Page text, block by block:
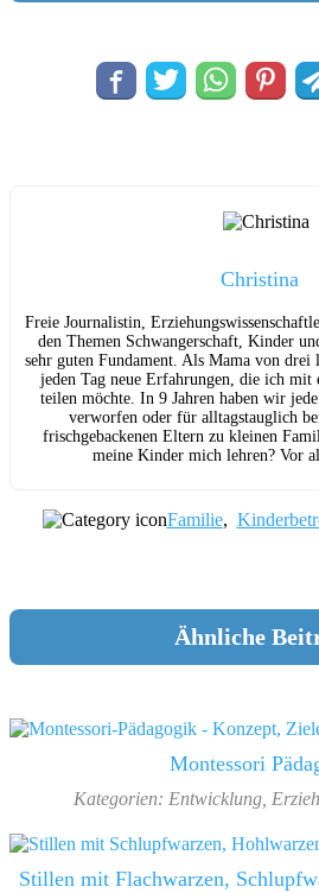
Christina
Freie Journalistin,
den Themen Schwangerschaft, Kinder
sehr guten Fundament. Als Mama von drei
jeden Tag neue Erfahrungen, die ich mit
teilen möchte. In 9 Jahren haben wir
verworfen oder für alltagstauglich
frischgebackenen Eltern zu kleinen
meine Kinder mich lehren? Vor
Familie,
Ähnliche
Montessori
Kategorien: Entwicklung,
Stillen mit Flachwarzen,